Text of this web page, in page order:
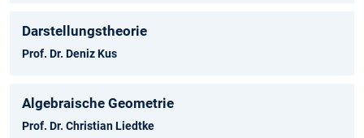
Darstellungstheorie
Prof. Dr. Deniz Kus
Algebraische Geometrie
Prof. Dr. Christian Liedtke